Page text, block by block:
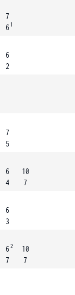
7
6 1
6
2
7
5
6
4
10
7
6
3
62
7
10
7